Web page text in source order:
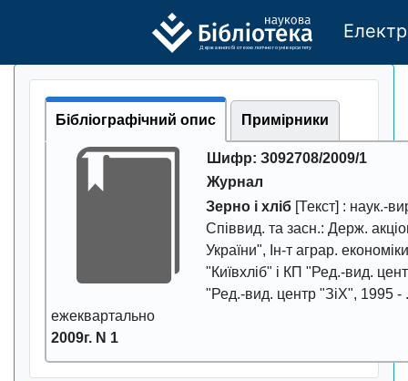
Державного бі отехно логічно го універси тету
Бібліографічний опис Примірники
Шифр: З092708/2009/1
Журнал
Зерно і хліб [Текст] : наук.-
Співвид. та засн.: Держ.
України", Ін-т аграр.
"Київхліб" і КП "Ред.-вид.
"Ред.-вид. центр "ЗіХ", 1995 -
ежеквартально
2009г. N 1